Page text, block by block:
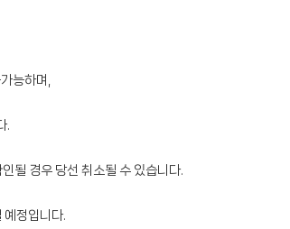
능하며,
.
될 경우 당선 취소될 수 있습니다.
예정입니다.